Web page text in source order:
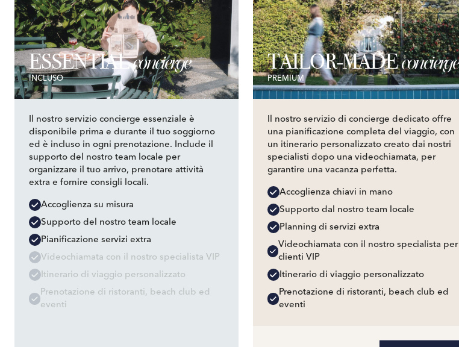
ESSENTIALconcierge
INCLUSO
Il nostro servizio concierge essenziale è
disponibile prima e durante il tuo soggiorno
ed è incluso in ogni prenotazione. Include il
supporto del nostro team locale per
organizzare il tuo arrivo, prenotare attività
extra e fornire consigli locali.
Accoglienza su misura
Supporto del nostro team locale
Pianificazione servizi extra
Videochiamata con il nostro specialista VIP
Itinerario di viaggio personalizzato
Prenotazione di ristoranti, beach club ed
eventi
TAILOR-MADEconcierge
PREMIUM
Il nostro servizio di concierge dedicato offre
una pianificazione completa del viaggio, con
un itinerario personalizzato creato dai nostri
specialisti dopo una videochiamata, per
garantire una vacanza perfetta.
Accoglienza chiavi in mano
Supporto dal nostro team locale
Planning di servizi extra
Videochiamata con il nostro specialista per
clienti VIP
Itinerario di viaggio personalizzato
Prenotazione di ristoranti, beach club ed
eventi